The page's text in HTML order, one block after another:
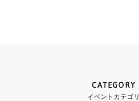
CATEGORY
イベントカテゴリ